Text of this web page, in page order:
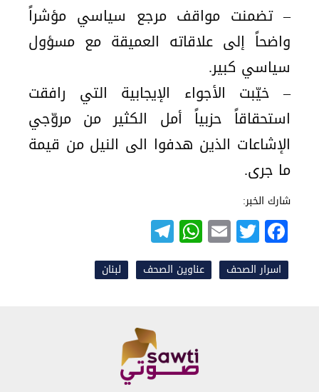
– تضمنت مواقف مرجع سياسي مؤشراً
واضحاً إلى علاقاته العميقة مع مسؤول
سياسي كبير.
– خيّبت الأجواء الإيجابية التي رافقت
استحقاقاً حزبياً أمل الكثير من مروّجي
الإشاعات الذين هدفوا الى النيل من قيمة
ما جرى.
شارك الخبر:
Facebook
Twitter
Email
WhatsApp
اسرار الصحف عناوين الصحف لبنان